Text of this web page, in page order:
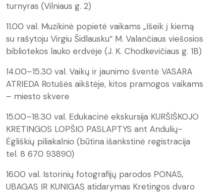
turnyras (Vilniaus g. 2)
11.00 val. Muzikinė popietė vaikams „Išeik į kiemą
su rašytoju Virgiu Šidlausku“ M. Valančiaus viešosios
bibliotekos lauko erdvėje (J. K. Chodkevičiaus g. 1B)
14.00–15.30 val. Vaikų ir jaunimo šventė VASARA
ATRIEDA Rotušės aikštėje, kitos pramogos vaikams
– miesto skvere
15.00–18.30 val. Edukacinė ekskursija KURŠIŠKOJO
KRETINGOS LOPŠIO PASLAPTYS ant Andulių-
Ėgliškių piliakalnio (būtina išankstinė registracija
tel. 8 670 93890)
16.00 val. Istorinių fotografijų parodos PONAS,
UBAGAS IR KUNIGAS atidarymas Kretingos dvaro